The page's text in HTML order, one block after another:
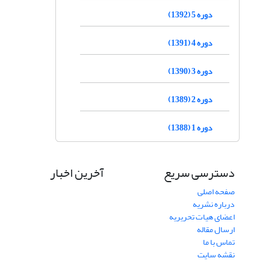
دوره 5 (1392)
دوره 4 (1391)
دوره 3 (1390)
دوره 2 (1389)
دوره 1 (1388)
دسترسی سریع
صفحه اصلی
درباره نشریه
اعضای هیات تحریریه
ارسال مقاله
تماس با ما
نقشه سایت
آخرین اخبار